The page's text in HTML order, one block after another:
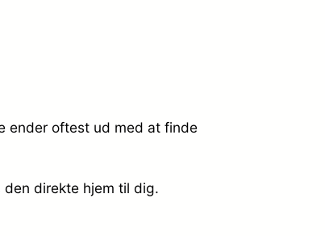
ender oftest ud med at finde
direkte hjem til dig.